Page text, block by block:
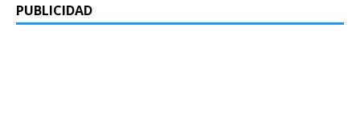
PUBLICIDAD